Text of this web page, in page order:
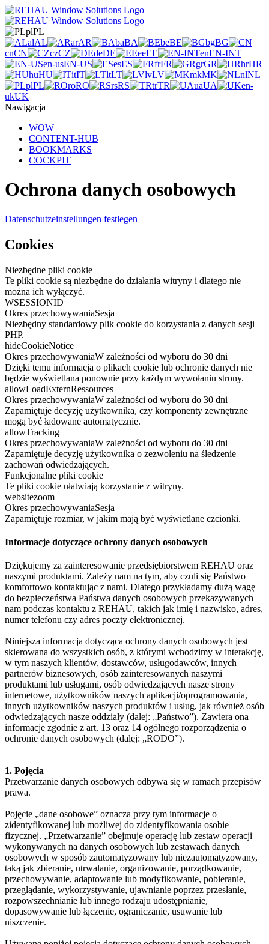
plPL
alAL arAR baBA beBE bgBG
cnCN czCZ deDE eeEE enEN-INT
en-usEN-US esES frFR grGR hrHR
huHU itIT ltLT lvLV mkMK nlNL
plPL roRO rsRS trTR uaUA
en-
ukUK
Nawigacja
WOW
CONTENT-HUB
BOOKMARKS
COCKPIT
Ochrona danych osobowych
Datenschutzeinstellungen festlegen
Cookies
Niezbędne pliki cookie
Te pliki cookie są niezbędne do działania witryny i dlatego nie
można ich wyłączyć.
WSESSIONID
Okres przechowywaniaSesja
Niezbędny standardowy plik cookie do korzystania z danych sesji
PHP.
hideCookieNotice
Okres przechowywaniaW zależności od wyboru do 30 dni
Dzięki temu informacja o plikach cookie lub ochronie danych nie
będzie wyświetlana ponownie przy każdym wywołaniu strony.
allowLoadExternRessources
Okres przechowywaniaW zależności od wyboru do 30 dni
Zapamiętuje decyzję użytkownika, czy komponenty zewnętrzne
mogą być ładowane automatycznie.
allowTracking
Okres przechowywaniaW zależności od wyboru do 30 dni
Zapamiętuje decyzję użytkownika o zezwoleniu na śledzenie
zachowań odwiedzających.
Funkcjonalne pliki cookie
Te pliki cookie ułatwiają korzystanie z witryny.
websitezoom
Okres przechowywaniaSesja
Zapamiętuje rozmiar, w jakim mają być wyświetlane czcionki.
Informacje dotyczące ochrony danych osobowych
Dziękujemy za zainteresowanie przedsiębiorstwem REHAU oraz
naszymi produktami. Zależy nam na tym, aby czuli się Państwo
komfortowo kontaktując z nami. Dlatego przykładamy dużą wagę
do bezpieczeństwa Państwa danych osobowych przekazywanych
nam podczas kontaktu z REHAU, takich jak imię i nazwisko, adres,
numer telefonu czy adres poczty elektronicznej.
Niniejsza informacja dotycząca ochrony danych osobowych jest
skierowana do wszystkich osób, z którymi wchodzimy w interakcję,
w tym naszych klientów, dostawców, usługodawców, innych
partnerów biznesowych, osób zainteresowanych naszymi
produktami lub usługami, osób odwiedzających nasze strony
internetowe, użytkowników naszych aplikacji/oprogramowania,
innych użytkowników naszych produktów i usług, jak również osób
odwiedzających nasze oddziały (dalej: „Państwo”). Zawiera ona
informacje zgodnie z art. 13 oraz 14 ogólnego rozporządzenia o
ochronie danych osobowych (dalej: „RODO”).
1. Pojęcia
Przetwarzanie danych osobowych odbywa się w ramach przepisów
prawa.
Pojęcie „dane osobowe” oznacza przy tym informacje o
zidentyfikowanej lub możliwej do zidentyfikowania osobie
fizycznej. „Przetwarzanie” obejmuje operację lub zestaw operacji
wykonywanych na danych osobowych lub zestawach danych
osobowych w sposób zautomatyzowany lub niezautomatyzowany,
taką jak zbieranie, utrwalanie, organizowanie, porządkowanie,
przechowywanie, adaptowanie lub modyfikowanie, pobieranie,
przeglądanie, wykorzystywanie, ujawnianie poprzez przesłanie,
rozpowszechnianie lub innego rodzaju udostępnianie,
dopasowywanie lub łączenie, ograniczanie, usuwanie lub
niszczenie.